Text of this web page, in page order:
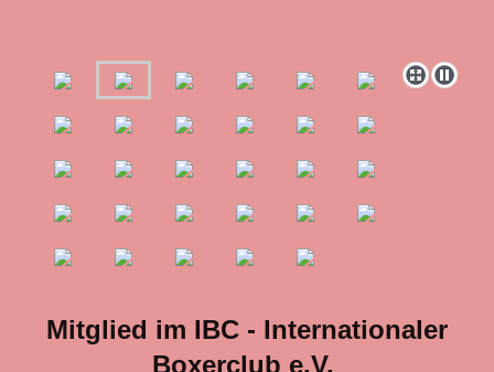
Mitglied im IBC - Internationaler
Boxerclub e.V.